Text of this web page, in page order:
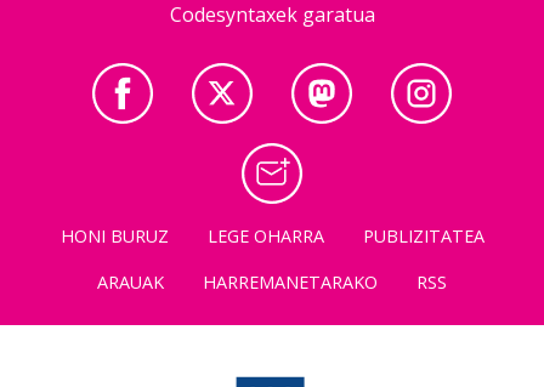
Codesyntaxek garatua
HONI BURUZ LEGE OHARRA
PUBLIZITATEA
ARAUAK
HARREMANETARAKO RSS